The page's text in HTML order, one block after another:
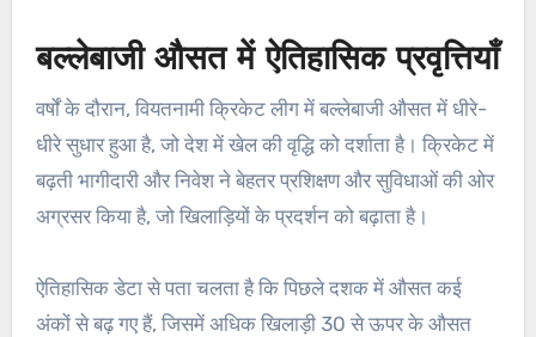
बल्लेबाजी औसत में ऐतिहासिक प्रवृत्तियाँ
वर्षों के दौरान, वियतनामी क्रिकेट लीग में बल्लेबाजी औसत में धीरे-
धीरे सुधार हुआ है, जो देश में खेल की वृद्धि को दर्शाता है। क्रिकेट में
बढ़ती भागीदारी और निवेश ने बेहतर प्रशिक्षण और सुविधाओं की ओर
अग्रसर किया है, जो खिलाड़ियों के प्रदर्शन को बढ़ाता है।
ऐतिहासिक डेटा से पता चलता है कि पिछले दशक में औसत कई
अंकों से बढ़ गए हैं, जिसमें अधिक खिलाड़ी 30 से ऊपर के औसत